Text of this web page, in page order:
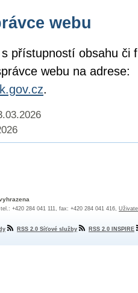
webu
přístupností obsahu či
webu na adrese:
.
+420 284 041 111, fax: +420 284 041 416,
RSS 2.0 Síťové služby RSS 2.0 INSPIRE